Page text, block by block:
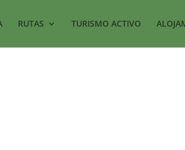
RUTAS TURISMO ACTIVO